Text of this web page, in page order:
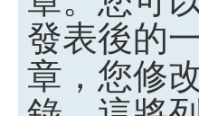
發表後的
章，您修